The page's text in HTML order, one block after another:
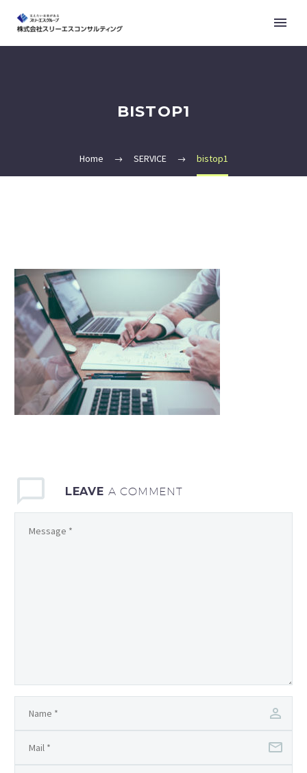
BISTOP1
Home SERVICE bistop1
LEAVE A COMMENT